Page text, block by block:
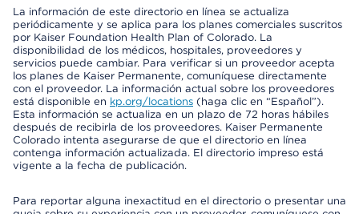
La información de este directorio en línea se actualiza
periódicamente y se aplica para los planes comerciales suscritos
por Kaiser Foundation Health Plan of Colorado. La
disponibilidad de los médicos, hospitales, proveedores y
servicios puede cambiar. Para verificar si un proveedor acepta
los planes de Kaiser Permanente, comuníquese directamente
con el proveedor. La información actual sobre los proveedores
está disponible en kp.org/locations (haga clic en “Español”).
Esta información se actualiza en un plazo de 72 horas hábiles
después de recibirla de los proveedores. Kaiser Permanente
Colorado intenta asegurarse de que el directorio en línea
contenga información actualizada. El directorio impreso está
vigente a la fecha de publicación.
Para reportar alguna inexactitud en el directorio o presentar una